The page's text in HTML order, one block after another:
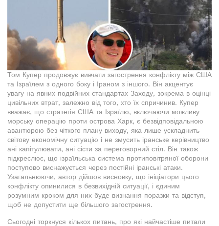
Том Купер продовжує вивчати загострення конфлікту між США
та Ізраїлем з одного боку і Іраном з іншого. Він акцентує
увагу на явних подвійних стандартах Заходу, зокрема в оцінці
цивільних втрат, залежно від того, хто їх спричинив. Купер
вважає, що стратегія США та Ізраїлю, включаючи можливу
морську операцію проти острова Харк, є безвідповідальною
авантюрою без чіткого плану виходу, яка лише ускладнить
світову економічну ситуацію і не змусить іранське керівництво
ані капітулювати, ані сісти за переговорний стіл. Він також
підкреслює, що ізраїльська система протиповітряної оборони
поступово виснажується через постійні іранські атаки.
Узагальнюючи, автор дійшов висновку, що ініціатори цього
конфлікту опинилися в безвихідній ситуації, і єдиним
розумним кроком для них буде визнання поразки та відступ,
щоб не допустити ще більшого загострення.
Сьогодні торкнуся кількох питань, про які найчастіше питали